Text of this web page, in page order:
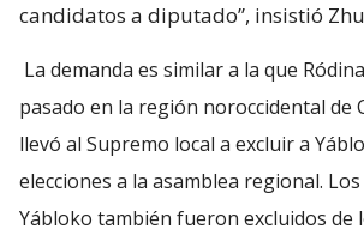
candidatos a diputado”, insistió
La demanda es similar a la que
pasado en la región noroccidental de
llevó al Supremo local a excluir a
elecciones a la asamblea regional.
Yábloko también fueron excluidos de